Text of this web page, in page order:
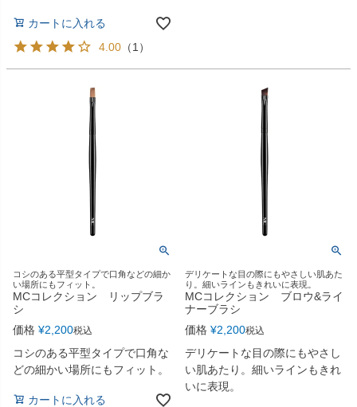
カートに入れる
4.00 （1 ）
コシのある平型タイプで口角などの細か
い場所にもフィット。
MCコレクション リップブラ
シ
価格 ¥2,200税込
コシのある平型タイプで口角な
どの細かい場所にもフィット。
カートに入れる
デリケートな目の際にもやさしい肌あた
り。細いラインもきれいに表現。
MCコレクション ブロウ&ライ
ナーブラシ
価格 ¥2,200税込
デリケートな目の際にもやさし
い肌あたり。細いラインもきれ
いに表現。